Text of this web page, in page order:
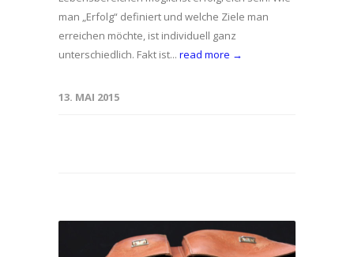
man „Erfolg“ definiert und welche Ziele man
erreichen möchte, ist individuell ganz
unterschiedlich. Fakt ist... read more →
13. MAI 2015